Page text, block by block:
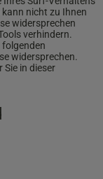
nicht zu Ihnen
widersprechen
verhindern.
widersprechen.
Sie in dieser